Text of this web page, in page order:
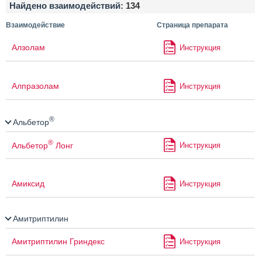
Найдено взаимодействий: 134
Взаимодействие Страница препарата
Алзолам Инструкция
Алпразолам Инструкция
Альбетор®
Альбетор® Лонг Инструкция
Амиксид Инструкция
Амитриптилин
Амитриптилин Гриндекс Инструкция